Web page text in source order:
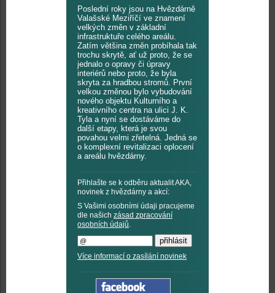
Poslední roky jsou na Hvězdárně
Valašské Meziříčí ve znamení
velkých změn v základní
infrastruktuře celého areálu.
Zatím většina změn probíhala tak
trochu skrytě, ať už proto, že se
jednalo o opravy či úpravy
interiérů nebo proto, že byla
skryta za hradbou stromů. První
velkou změnou bylo vybudování
nového objektu Kulturního a
kreativního centra na ulici J. K.
Tyla a nyní se dostáváme do
další etapy, která je svou
povahou velmi zřetelná. Jedná se
o komplexní revitalizaci oplocení
a areálu hvězdárny.
Přihlašte se k odběru aktualit AKA,
novinek z hvězdárny a akcí:
S Vašimi osobními údaji pracujeme
dle našich zásad zpracování
osobních údajů.
Více informací o zasílání novinek